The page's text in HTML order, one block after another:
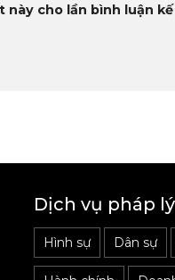
cho lần bình luận
Dịch vụ pháp lý
Hình sự Dân sự